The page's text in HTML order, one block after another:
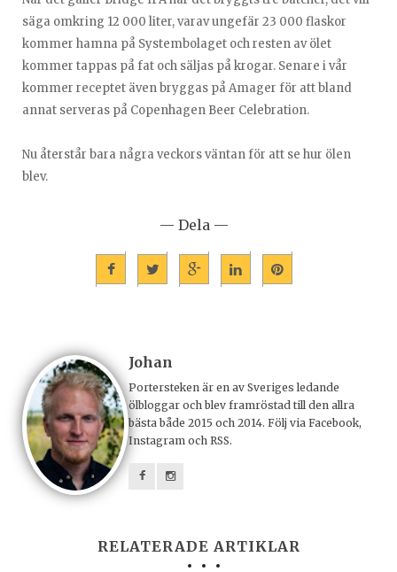
säga omkring 12 000 liter, varav ungefär 23 000 flaskor
kommer hamna på Systembolaget och resten av ölet
kommer tappas på fat och säljas på krogar. Senare i vår
kommer receptet även bryggas på Amager för att bland
annat serveras på Copenhagen Beer Celebration.
Nu återstår bara några veckors väntan för att se hur ölen
blev.
— Dela —
Johan
Portersteken är en av Sveriges ledande
ölbloggar och blev framröstad till den allra
bästa både 2015 och 2014. Följ via Facebook,
Instagram och RSS.
RELATERADE ARTIKLAR